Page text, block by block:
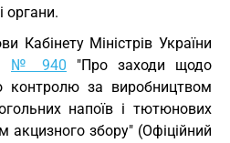
органи.
Кабінету Міністрів України
№ 940 "Про заходи щодо
контролю за виробництвом
напоїв і тютюнових
акцизного збору" (Офіційний